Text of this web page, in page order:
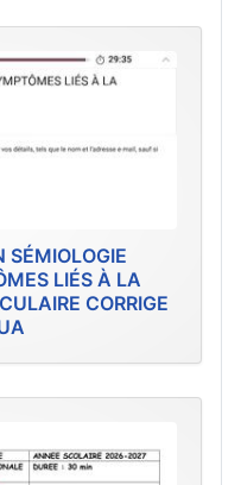
SÉMIOLOGIE
LIÉS À LA
CORRIGE